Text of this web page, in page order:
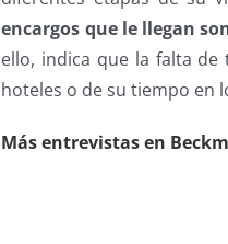
encargos que le llegan
ello, indica que la falta
hoteles o de su tiempo en
Más entrevistas en